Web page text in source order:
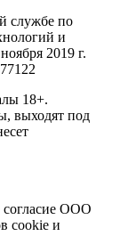
службе по
и
2019 г.
18+.
выходят под
согласие ООО
cookie и